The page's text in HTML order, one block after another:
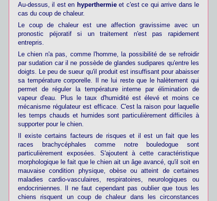
Au-dessus, il est en hyperthermieet c'est ce qui arrive dans le
cas du coup de chaleur.
Le coup de chaleur est une affection gravissime avec un
pronostic péjoratif si un traitement n'est pas rapidement
entrepris.
Le chien n'a pas, comme l'homme, la possibilité de se refroidir
par sudation car il ne possède de glandes sudipares qu'entre les
doigts. Le peu de sueur qu'il produit est insuffisant pour abaisser
sa température corporelle. Il ne lui reste que le halètement qui
permet de réguler la température interne par élimination de
vapeur d'eau. Plus le taux d'humidité est élevé et moins ce
mécanisme régulateur est efficace. C'est la raison pour laquelle
les temps chauds et humides sont particulièrement difficiles à
supporter pour le chien.
Il existe certains facteurs de risques et il est un fait que les
races brachycéphales comme notre bouledogue sont
particulièrement exposées. S'ajoutent à cette caractéristique
morphologique le fait que le chien ait un âge avancé, qu'il soit en
mauvaise condition physique, obèse ou atteint de certaines
maladies cardio-vasculaires, respiratoires, neurologiques ou
endocriniennes. Il ne faut cependant pas oublier que tous les
chiens risquent un coup de chaleur dans les circonstances